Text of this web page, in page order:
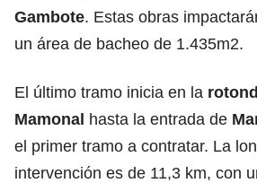
Gambote. Estas obras
un área de bacheo de 1.435m2.
El último tramo inicia en la
Mamonal hasta la entrada de
el primer tramo a contratar. La
intervención es de 11,3 km, con